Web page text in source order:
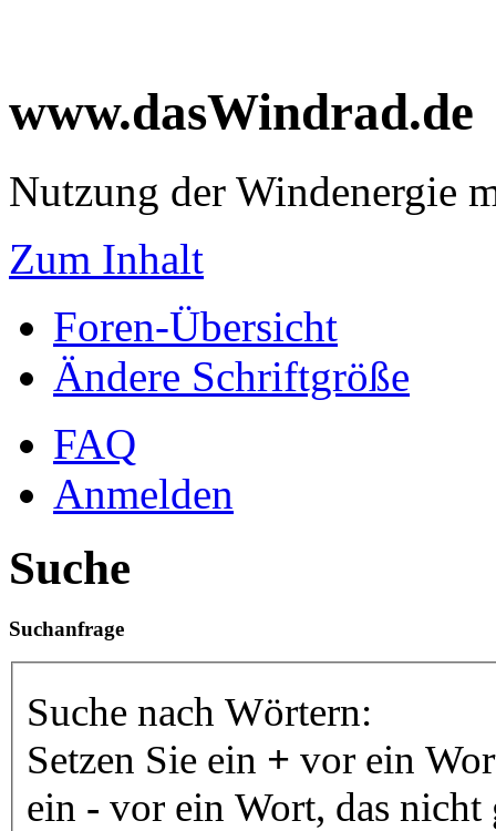
www.dasWindrad.de
Nutzung der Windenergie
Zum Inhalt
Foren-Übersicht
Ändere Schriftgröße
FAQ
Anmelden
Suche
Suchanfrage
Suche nach Wörtern:
Setzen Sie ein + vor ein
ein - vor ein Wort, das nicht